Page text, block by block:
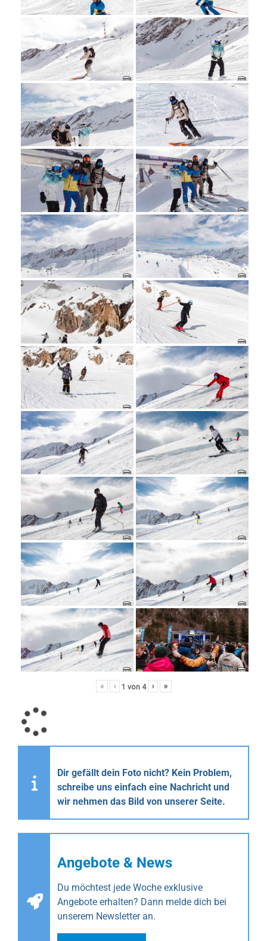
« ‹ 1 von 4 › »
Dir gefällt dein Foto nicht? Kein Problem,
schreibe uns einfach eine Nachricht und
wir nehmen das Bild von unserer Seite.
Angebote & News
Du möchtest jede Woche exklusive
Angebote erhalten? Dann melde dich bei
unserem Newsletter an.